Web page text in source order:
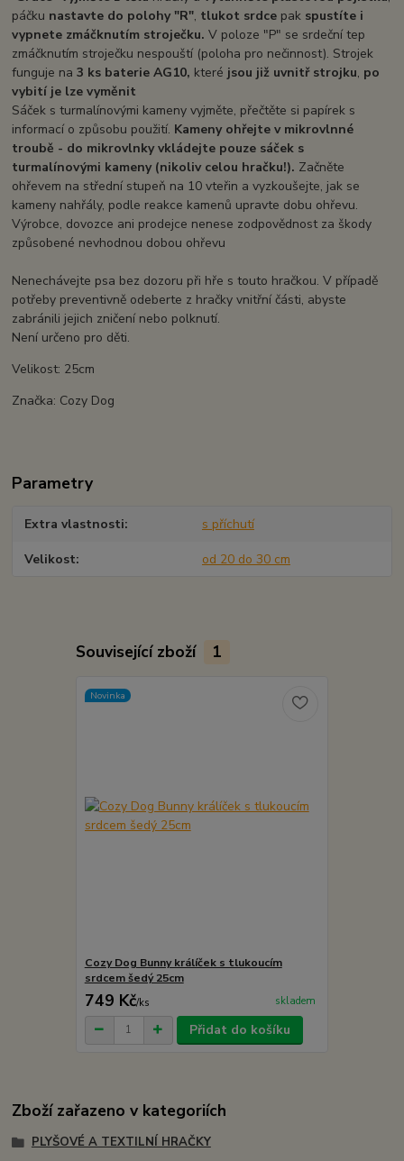
páčku nastavte do polohy "R", tlukot srdce pak spustíte i
vypnete zmáčknutím stroječku. V poloze "P" se srdeční tep
zmáčknutím stroječku nespouští (poloha pro nečinnost). Strojek
funguje na3 ks baterie AG10, které jsou již uvnitř strojku, po
vybití je lze vyměnit
Sáček s turmalínovými kameny vyjměte, přečtěte si papírek s
informací o způsobu použití. Kameny ohřejte v mikrovlnné
troubě - do mikrovlnky vkládejte pouze sáček s
turmalínovými kameny (nikoliv celou hračku!). Začněte
ohřevem na střední stupeň na 10 vteřin a vyzkoušejte, jak se
kameny nahřály, podle reakce kamenů upravte dobu ohřevu.
Výrobce, dovozce ani prodejce nenese zodpovědnost za škody
způsobené nevhodnou dobou ohřevu
Nenechávejte psa bez dozoru při hře s touto hračkou. V případě
potřeby preventivně odeberte z hračky vnitřní části, abyste
zabránili jejich zničení nebo polknutí.
Není určeno pro děti.
Velikost: 25cm
Značka: Cozy Dog
Parametry
Extra vlastnosti s příchutí
Velikost od 20 do 30 cm
Související zboží 1
Novinka
Cozy Dog Bunny králíček s tlukoucím
srdcem šedý 25cm
749 Kč/ks skladem
Přidat do košíku
Zboží zařazeno v kategoriích
PLYŠOVÉ A TEXTILNÍ HRAČKY